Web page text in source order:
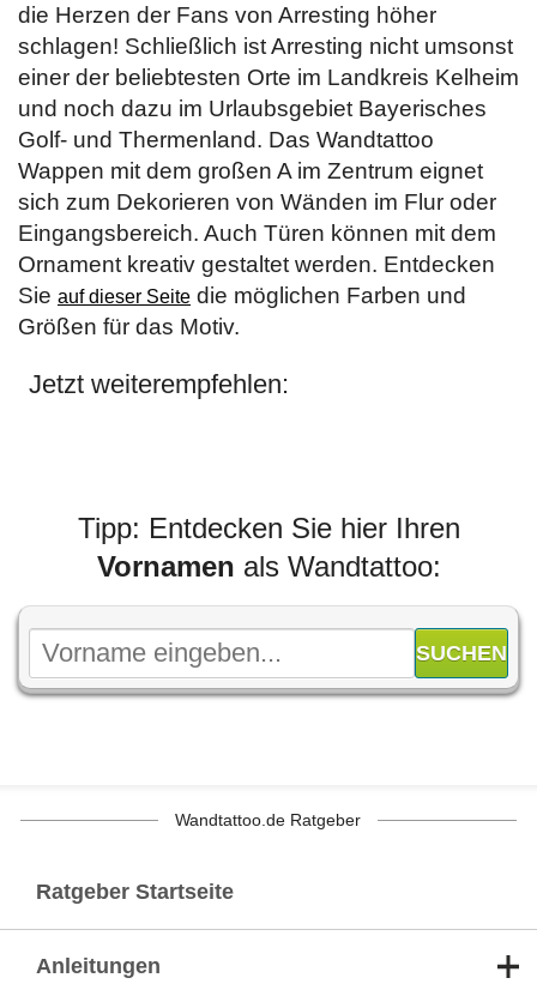
die Herzen der Fans von Arresting höher
schlagen! Schließlich ist Arresting nicht umsonst
einer der beliebtesten Orte im Landkreis Kelheim
und noch dazu im Urlaubsgebiet Bayerisches
Golf- und Thermenland. Das Wandtattoo
Wappen mit dem großen A im Zentrum eignet
sich zum Dekorieren von Wänden im Flur oder
Eingangsbereich. Auch Türen können mit dem
Ornament kreativ gestaltet werden. Entdecken
Sie auf dieser Seite die möglichen Farben und
Größen für das Motiv.
Jetzt weiterempfehlen:
Tipp: Entdecken Sie hier Ihren
Vornamen als Wandtattoo:
Wandtattoo.de Ratgeber
Ratgeber Startseite
Anleitungen